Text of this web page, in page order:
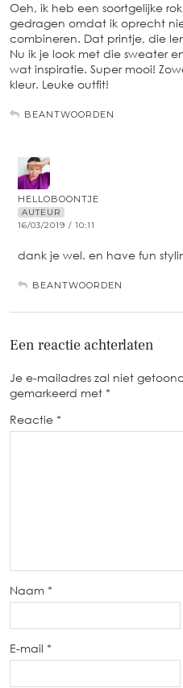
Oeh, ik heb een soortgelijke
gedragen omdat ik oprecht
combineren. Dat printje, die
Nu ik je look met die sweater
wat inspiratie. Super mooi!
kleur. Leuke outfit!
BEANTWOORDEN
HELLOBOONTJE
AUTEUR
16/03/2019 / 10:11
dank je wel. en have fun
BEANTWOORDEN
Een reactie achterlaten
Je e-mailadres zal niet
gemarkeerd met *
Reactie *
Naam *
E-mail *